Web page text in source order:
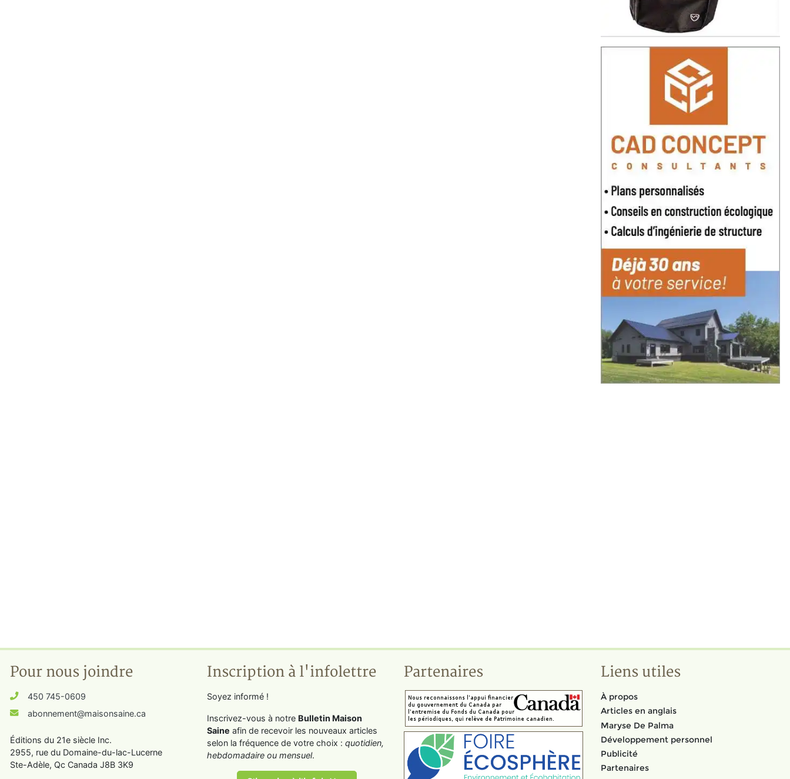
Pour nous joindre
450 745-0609
abonnement@maisonsaine.ca
Éditions du 21e siècle Inc.
2955, rue du Domaine-du-lac-Lucerne
Ste-Adèle, Qc Canada J8B 3K9
Inscription à l'infolettre
Soyez informé !
Inscrivez-vous à notre Bulletin Maison
Saine afin de recevoir les nouveaux articles
selon la fréquence de votre choix : quotidien,
hebdomadaire ou mensuel.
Partenaires Liens utiles
À propos
Articles en anglais
Maryse De Palma
Développement personnel
Publicité
Partenaires